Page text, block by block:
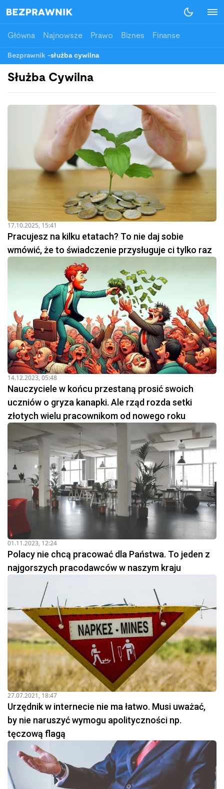
Główna Najnowsze Prawo Biznes Finanse
Bezprawnik -służba cywilna
Służba Cywilna
17.10.2025, 15:41
Pracujesz na kilku etatach? To nie daj sobie
wmówić, że to świadczenie przysługuje ci tylko raz
14.12.2023, 05:48
Nauczyciele w końcu przestaną prosić swoich
uczniów o gryza kanapki. Ale rząd rozda setki
złotych wielu pracownikom od nowego roku
01.11.2023, 12:24
Polacy nie chcą pracować dla Państwa. To jeden z
najgorszych pracodawców w naszym kraju
27.07.2021, 18:47
Urzędnik w internecie nie ma łatwo. Musi uważać,
by nie naruszyć wymogu apolityczności np.
tęczową flagą